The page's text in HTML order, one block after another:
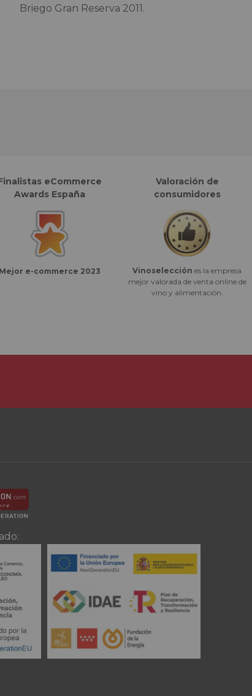
Briego Gran Reserva 2011.
eCommerce
Awards España
Mejor e-commerce 2023
Valoración de
consumidores
Vinoselección es la empresa
mejor valorada de venta online de
vino y alimentación.